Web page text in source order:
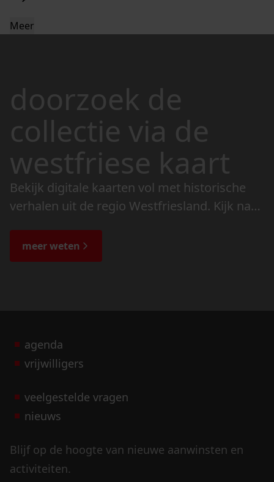
Meer
doorzoek de
collectie via de
westfriese kaart
Bekijk digitale kaarten vol met historische
verhalen uit de regio Westfriesland. Kijk naar
de bijzondere verhalen.
meer weten
agenda
vrijwilligers
veelgestelde vragen
nieuws
Blijf op de hoogte van nieuwe aanwinsten en
activiteiten.